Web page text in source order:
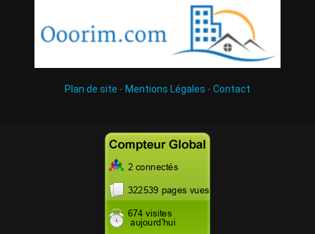
Plan de site - Mentions Légales - Contact